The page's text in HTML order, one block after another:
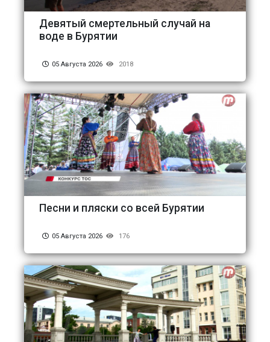
Девятый смертельный случай на
воде в Бурятии
05 Августа 2026 2018
Песни и пляски со всей Бурятии
05 Августа 2026 176